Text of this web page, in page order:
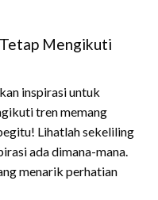
Mengikuti
inspirasi untuk
tren memang
Lihatlah sekeliling
ada dimana-mana.
menarik perhatian